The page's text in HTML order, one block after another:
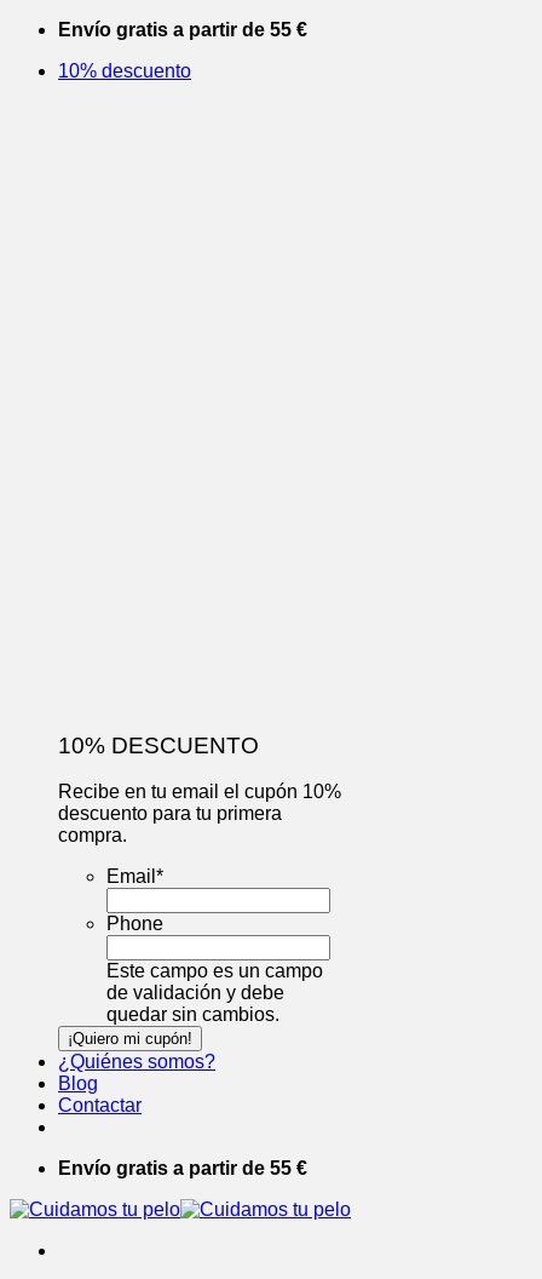
Saltar
contenido
Envío gratis a partir de 55 €
10% descuento
10% DESCUENTO
Recibe en tu email el cupón 10%
descuento para tu primera
compra.
Email *
Phone
Este campo es un campo
de validación y debe
quedar sin cambios.
¿Quiénes somos?
Blog
Contactar
Envío gratis a partir de 55 €